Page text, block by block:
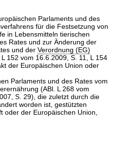
Parlaments und des
für die Festsetzung von
in Lebensmitteln tierischen
Rates und zur Änderung der
und der Verordnung (EG)
152 vom 16.6.2009, S. 11, L 154
der Europäischen Union oder
Parlaments und des Rates vom
(ABl. L 268 vom
S. 29), die zuletzt durch die
worden ist, gestützten
der Europäischen Union,